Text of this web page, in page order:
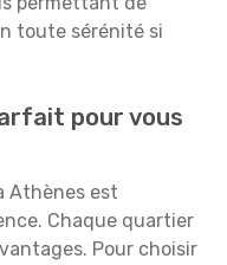
toute sérénité si
pour vous
Athènes est
Chaque quartier
Pour choisir